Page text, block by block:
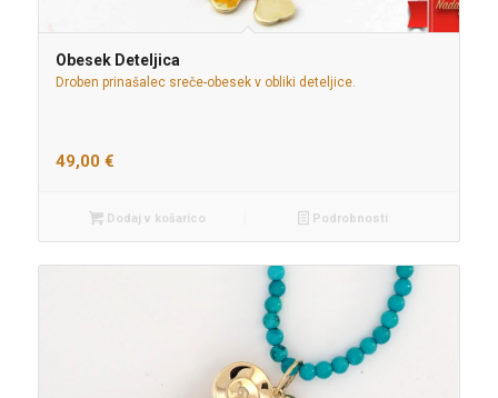
Obesek Deteljica
Droben prinašalec sreče-obesek v obliki deteljice.
49,00 €
Dodaj v košarico Podrobnosti